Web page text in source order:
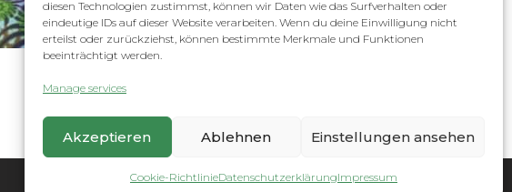
diesen Technologien zustimmst, können wir Daten wie das Surfverhalten oder
eindeutige IDs auf dieser Website verarbeiten. Wenn du deine Einwilligung nicht
erteilst oder zurückziehst, können bestimmte Merkmale und Funktionen
beeinträchtigt werden.
Manage services
Akzeptieren Ablehnen Einstellungen ansehen
Cookie-RichtlinieDatenschutzerklärungImpressum
11th Afrikatag (Africa-Day) 2024 in Schwerin→